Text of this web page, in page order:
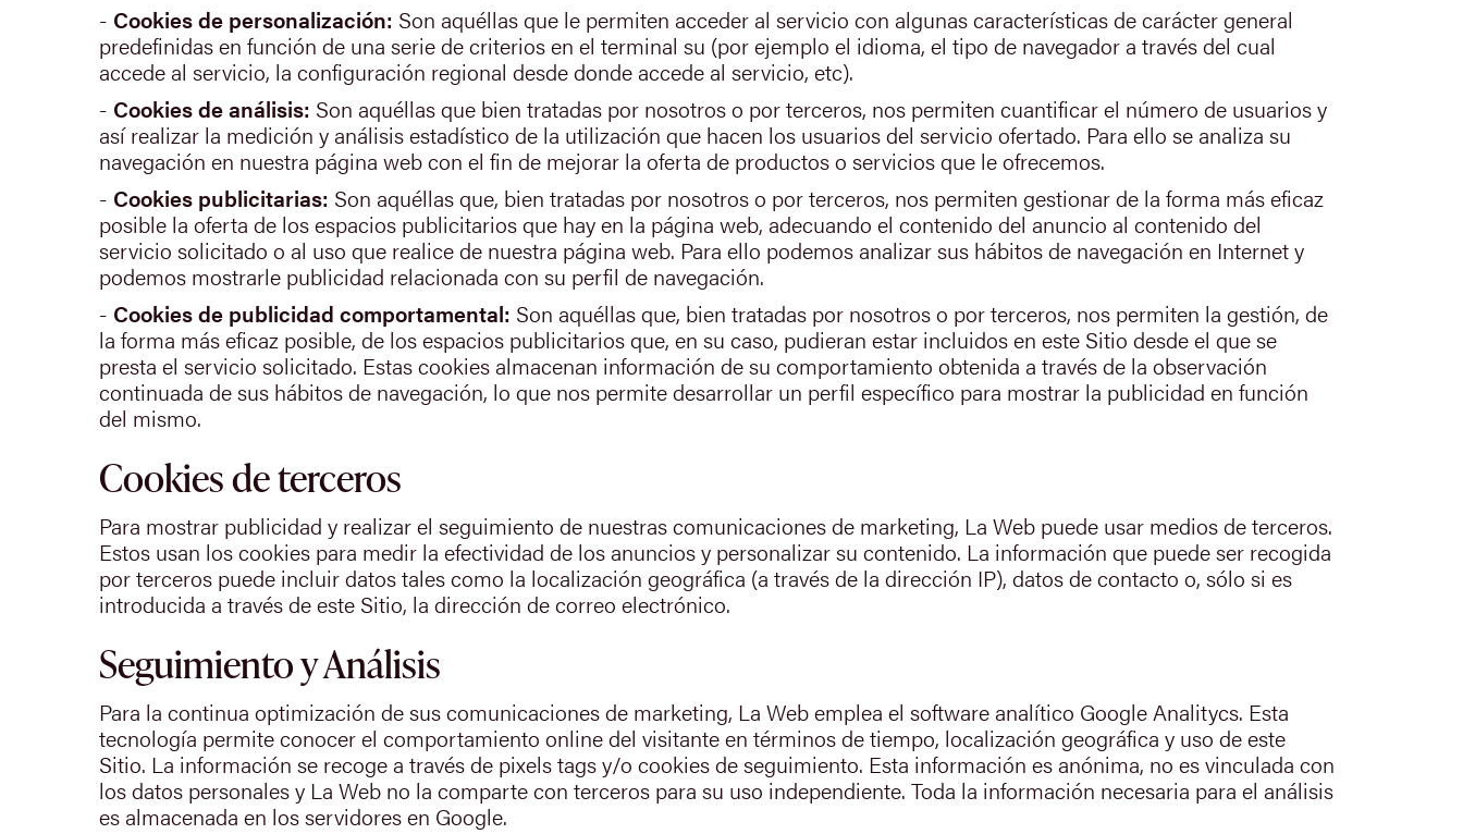
- Cookies de personalización: Son aquéllas que le permiten acceder al servicio con algunas características de carácter general
predefinidas en función de una serie de criterios en el terminal su (por ejemplo el idioma, el tipo de navegador a través del cual
accede al servicio, la configuración regional desde donde accede al servicio, etc).
- Cookies de análisis: Son aquéllas que bien tratadas por nosotros o por terceros, nos permiten cuantificar el número de usuarios y
así realizar la medición y análisis estadístico de la utilización que hacen los usuarios del servicio ofertado. Para ello se analiza su
navegación en nuestra página web con el fin de mejorar la oferta de productos o servicios que le ofrecemos.
- Cookies publicitarias: Son aquéllas que, bien tratadas por nosotros o por terceros, nos permiten gestionar de la forma más eficaz
posible la oferta de los espacios publicitarios que hay en la página web, adecuando el contenido del anuncio al contenido del
servicio solicitado o al uso que realice de nuestra página web. Para ello podemos analizar sus hábitos de navegación en Internet y
podemos mostrarle publicidad relacionada con su perfil de navegación.
- Cookies de publicidad comportamental: Son aquéllas que, bien tratadas por nosotros o por terceros, nos permiten la gestión, de
la forma más eficaz posible, de los espacios publicitarios que, en su caso, pudieran estar incluidos en este Sitio desde el que se
presta el servicio solicitado. Estas cookies almacenan información de su comportamiento obtenida a través de la observación
continuada de sus hábitos de navegación, lo que nos permite desarrollar un perfil específico para mostrar la publicidad en función
del mismo.
Cookies de terceros
Para mostrar publicidad y realizar el seguimiento de nuestras comunicaciones de marketing, La Web puede usar medios de terceros.
Estos usan los cookies para medir la efectividad de los anuncios y personalizar su contenido. La información que puede ser recogida
por terceros puede incluir datos tales como la localización geográfica (a través de la dirección IP), datos de contacto o, sólo si es
introducida a través de este Sitio, la dirección de correo electrónico.
Seguimiento y Análisis
Para la continua optimización de sus comunicaciones de marketing, La Web emplea el software analítico Google Analitycs. Esta
tecnología permite conocer el comportamiento online del visitante en términos de tiempo, localización geográfica y uso de este
Sitio. La información se recoge a través de pixels tags y/o cookies de seguimiento. Esta información es anónima, no es vinculada con
los datos personales y La Web no la comparte con terceros para su uso independiente. Toda la información necesaria para el análisis
es almacenada en los servidores en Google.